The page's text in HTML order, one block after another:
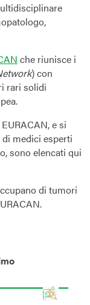
che riunisce i
) con
rari solidi
e si
medici esperti
sono elencati qui
di tumori